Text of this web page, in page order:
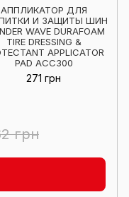
АППЛИКАТОР ДЛЯ
И ЗАЩИТЫ ШИН
WAVE DURAFOAM
TIRE DRESSING &
APPLICATOR
PAD ACC300
271 грн
грн